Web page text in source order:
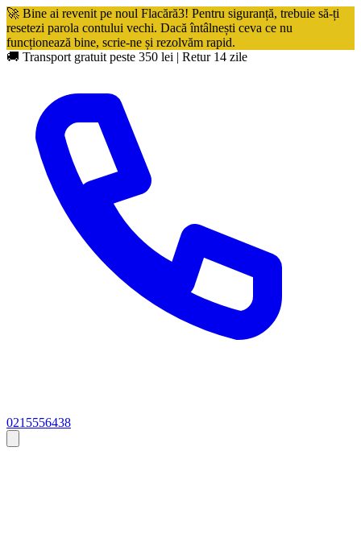
🚀 Bine ai revenit pe noul Flacără3! Pentru siguranță, trebuie să-ți
resetezi parola contului vechi. Dacă întâlnești ceva ce nu
funcționează bine, scrie-ne și rezolvăm rapid.
🚚 Transport gratuit peste 350 lei | Retur 14 zile
0215556438